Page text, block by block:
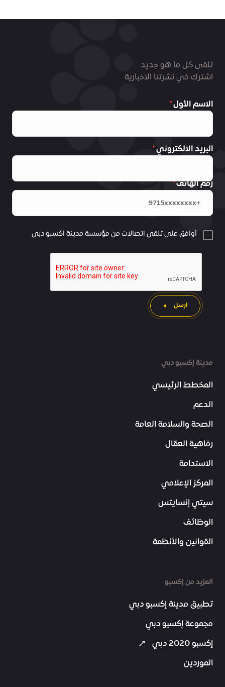
مدينة إكسبو دبي
المخطط الرئيسي
الدعم
الصحة والسلامة العامة
رفاهية العمّال
الاستدامة
المركز الإعلامي
سيتي إنسايتس
الوظائف
القوانين والأنظمة
المزيد من إكسبو
تطبيق مدينة إكسبو دبي
مجموعة إكسبو دبي
إكسبو 2020 دبي
الموردين
تلقى كل ما هو جديد
اشترك في نشرتنا الاخبارية
الاسم الأول
البريد الالكتروني
رقم الهاتف
أوافق على تلقي اتصالات من مؤسسة مدينة اكسبو دبي
ارسل